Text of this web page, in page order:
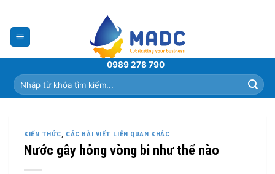
content
0989 278 790
Tìm
kiếm:
KIẾN THỨC, CÁC BÀI VIẾT LIÊN QUAN KHÁC
Nước gây hỏng vòng bi như thế nào